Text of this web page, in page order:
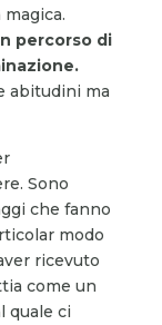
percorso di
abitudini ma
Sono
che fanno
modo
ricevuto
come un
quale ci